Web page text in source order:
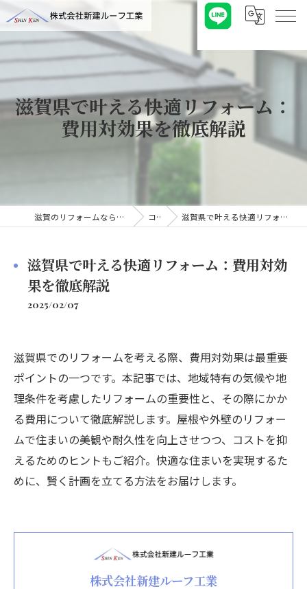
滋賀県で叶える快適リフォーム：
費用対効果を徹底解説
滋賀のリフォームなら株式会社新建ルーフ工業 コラム 滋賀県で叶える快適リフォーム：費用対効果を徹底解説
滋賀県で叶える快適リフォーム：費用対効
果を徹底解説
2025/02/07
滋賀県でのリフォームを考える際、費用対効果は最重要
ポイントの一つです。本記事では、地域特有の気候や地
理条件を考慮したリフォームの重要性と、その際にかか
る費用について徹底解説します。屋根や外壁のリフォー
ムで住まいの美観や耐久性を向上させつつ、コストを抑
えるためのヒントもご紹介。快適な住まいを実現するた
めに、賢く計画を立てる方法をお届けします。
株式会社新建ルーフ工業